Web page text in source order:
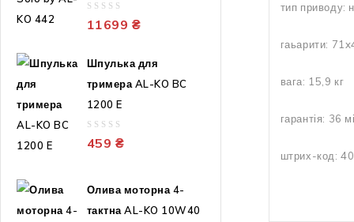
тип приводу:
гаьарити:
вага: 15,9 кг
гарантія: 36
штрих-код:
0
5
11699₴
Шпулька для
тримера AL-KO BC
1200 E
0
459₴
Олива моторна 4-
тактна AL-KO 10W40